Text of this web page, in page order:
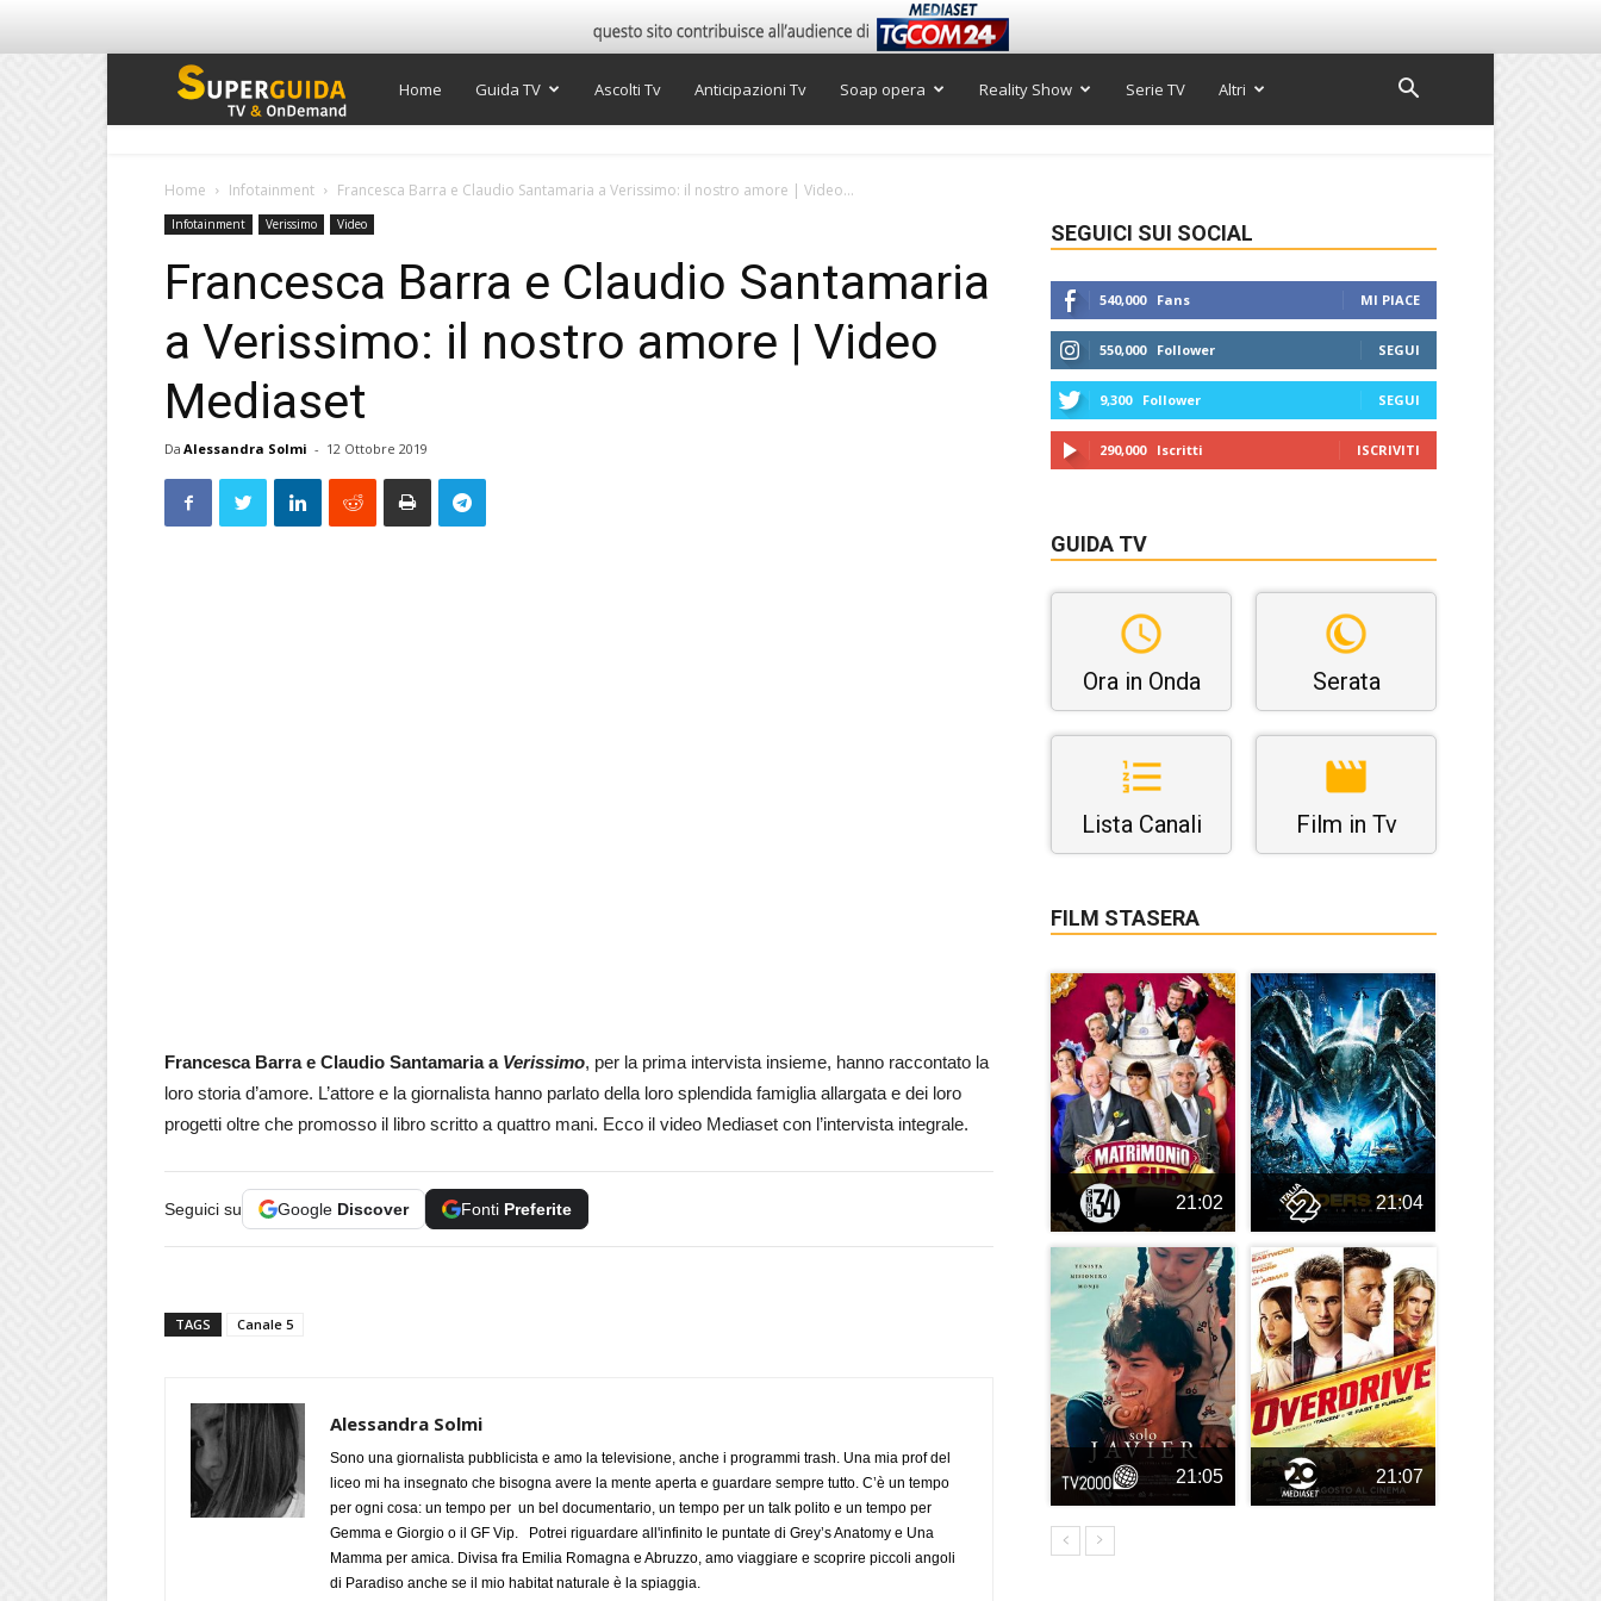
Super
Home Guida TV Ascolti Tv Anticipazioni Tv Soap opera Reality Show Serie TV Altri
Home Infotainment Francesca Barra e Claudio Santamaria a Verissimo: il nostro amore | Video...
Infotainment Verissimo Video
Francesca Barra e Claudio Santamaria
a Verissimo: il nostro amore | Video
Mediaset
Da Alessandra Solmi - 12 Ottobre 2019
Francesca Barra e Claudio Santamaria a Verissimo, per la prima intervista insieme, hanno raccontato la
loro storia d’amore. L’attore e la giornalista hanno parlato della loro splendida famiglia allargata e dei loro
progetti oltre che promosso il libro scritto a quattro mani. Ecco il video Mediaset con l’intervista integrale.
Seguici su Google Discover Fonti Preferite
TAGS Canale 5
Alessandra Solmi
Sono una giornalista pubblicista e amo la televisione, anche i programmi trash. Una mia prof del
liceo mi ha insegnato che bisogna avere la mente aperta e guardare sempre tutto. C’è un tempo
per ogni cosa: un tempo per un bel documentario, un tempo per un talk polito e un tempo per
Gemma e Giorgio o il GF Vip. Potrei riguardare all'infinito le puntate di Grey’s Anatomy e Una
Mamma per amica. Divisa fra Emilia Romagna e Abruzzo, amo viaggiare e scoprire piccoli angoli
di Paradiso anche se il mio habitat naturale è la spiaggia.
SEGUICI SUI SOCIAL
540,000 Fans MI PIACE
550,000 Follower SEGUI
9,300 Follower SEGUI
290,000 Iscritti ISCRIVITI
GUIDA TV
Ora in Onda Serata
Lista Canali Film in Tv
FILM STASERA
21:02 21:04
21:05 21:07